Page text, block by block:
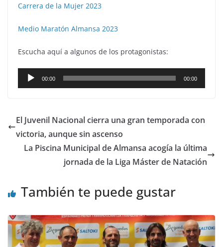
Carrera de la Mujer 2023
Medio Maratón Almansa 2023
Escucha aquí a algunos de los protagonistas:
Reproductor
de
00:00 00:00
El Juvenil Nacional cierra una gran temporada con
victoria, aunque sin ascenso
La Piscina Municipal de Almansa acogía la última
jornada de la Liga Máster de Natación
También te puede gustar